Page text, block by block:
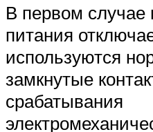
В первом случае
питания
используются
замкнутые
срабатывания